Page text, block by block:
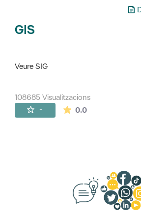
GIS
Veure SIG
108685 Visualitzacions
- 0.0La mitjana de